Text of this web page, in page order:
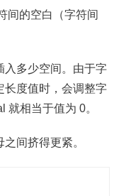
间的空白（字符间
入多少空间。由于字
长度值时，会调整字
就相当于值为 0。
间挤得更紧。